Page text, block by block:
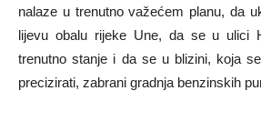
nalaze u trenutno važećem planu, da
lijevu obalu rijeke Une, da se u ulici
trenutno stanje i da se u blizini, koja
precizirati, zabrani gradnja benzinskih